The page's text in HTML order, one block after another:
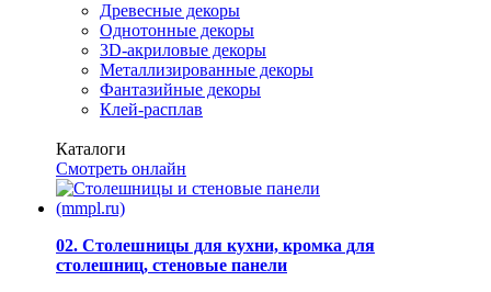
Древесные декоры
Однотонные декоры
3D-акриловые декоры
Металлизированные декоры
Фантазийные декоры
Клей-расплав
Каталоги
Смотреть онлайн
02. Столешницы для кухни, кромка для
столешниц, стеновые панели